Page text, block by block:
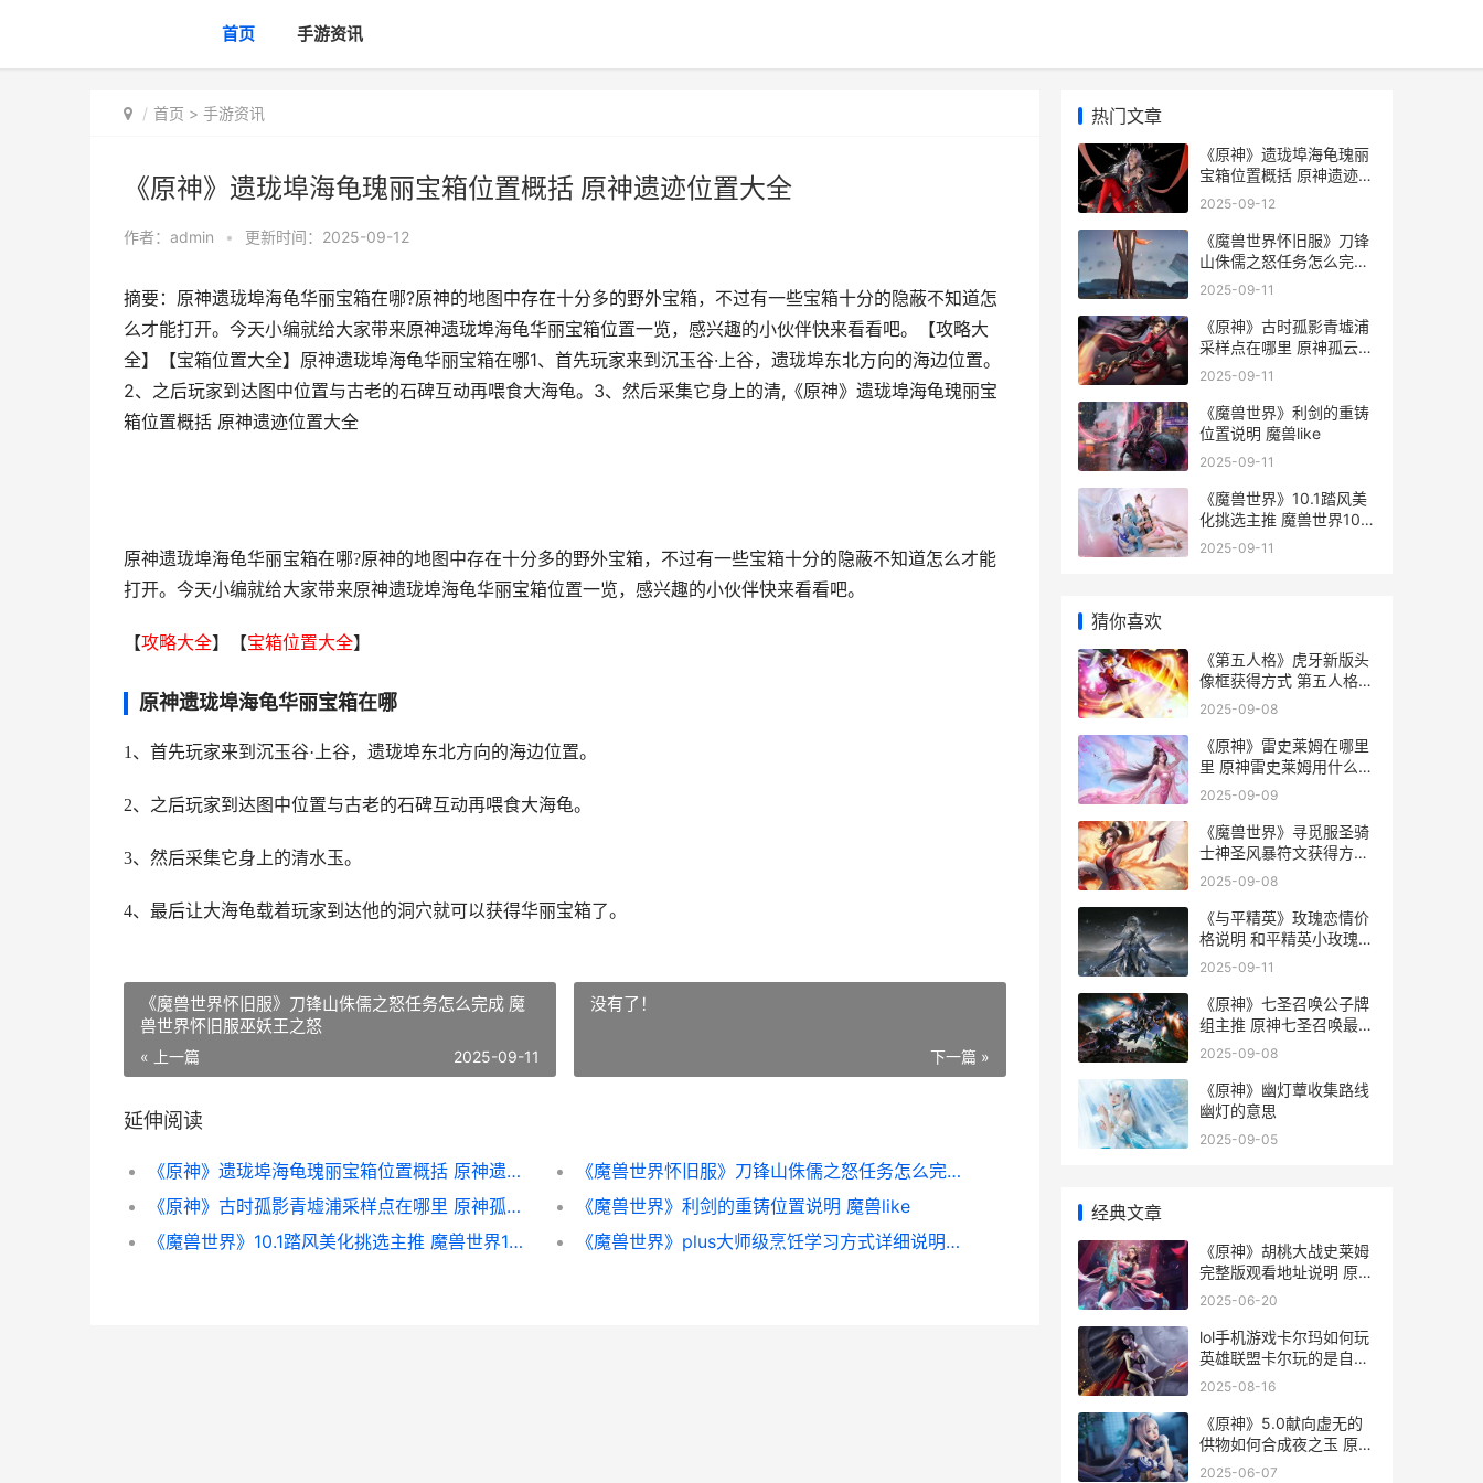
首页 手游资讯
首页 > 手游资讯
《原神》遗珑埠海龟瑰丽宝箱位置概括 原神遗迹位置大全
作者： admin • 更新时间：2025-09-12
摘要：原神遗珑埠海龟华丽宝箱在哪?原神的地图中存在十分多的野外宝箱，不过有一些宝箱十分的隐蔽不知道怎
么才能打开。今天小编就给大家带来原神遗珑埠海龟华丽宝箱位置一览，感兴趣的小伙伴快来看看吧。【攻略大
全】【宝箱位置大全】原神遗珑埠海龟华丽宝箱在哪1、首先玩家来到沉玉谷·上谷，遗珑埠东北方向的海边位置。
2、之后玩家到达图中位置与古老的石碑互动再喂食大海龟。3、然后采集它身上的清,《原神》遗珑埠海龟瑰丽宝
箱位置概括 原神遗迹位置大全
原神遗珑埠海龟华丽宝箱在哪?原神的地图中存在十分多的野外宝箱，不过有一些宝箱十分的隐蔽不知道怎么才能
打开。今天小编就给大家带来原神遗珑埠海龟华丽宝箱位置一览，感兴趣的小伙伴快来看看吧。
【攻略大全】【宝箱位置大全】
原神遗珑埠海龟华丽宝箱在哪
1、首先玩家来到沉玉谷·上谷，遗珑埠东北方向的海边位置。
2、之后玩家到达图中位置与古老的石碑互动再喂食大海龟。
3、然后采集它身上的清水玉。
4、最后让大海龟载着玩家到达他的洞穴就可以获得华丽宝箱了。
《魔兽世界怀旧服》刀锋山侏儒之怒任务怎么完成 魔
兽世界怀旧服巫妖王之怒
« 上一篇 2025-09-11
没有了！
下一篇 »
延伸阅读
《原神》遗珑埠海龟瑰丽宝箱位置概括 原神遗迹位置大全
《魔兽世界怀旧服》刀锋山侏儒之怒任务怎么完成 魔兽世界怀旧服巫妖王之怒
《原神》古时孤影青墟浦采样点在哪里 原神孤云阁的故事
《魔兽世界》利剑的重铸位置说明 魔兽like
《魔兽世界》10.1踏风美化挑选主推 魔兽世界10码距离监控命令
《魔兽世界》plus大师级烹饪学习方式详细说明 魔兽世界plus国服什么时候开服
热门文章
《原神》遗珑埠海龟瑰丽
宝箱位置概括 原神遗迹位
置大全
2025-09-12
《魔兽世界怀旧服》刀锋
山侏儒之怒任务怎么完成
魔兽世界怀旧服巫妖王之
2025-09-11
《原神》古时孤影青墟浦
采样点在哪里 原神孤云阁
的故事
2025-09-11
《魔兽世界》利剑的重铸
位置说明 魔兽like
2025-09-11
《魔兽世界》10.1踏风美
化挑选主推 魔兽世界10码
距离监控命令
2025-09-11
猜你喜欢
《第五人格》虎牙新版头
像框获得方式 第五人格
虎牙
2025-09-08
《原神》雷史莱姆在哪里
里 原神雷史莱姆用什么属
性打
2025-09-09
《魔兽世界》寻觅服圣骑
士神圣风暴符文获得方式
魔兽寻路
2025-09-08
《与平精英》玫瑰恋情价
格说明 和平精英小玫瑰联
名
2025-09-11
《原神》七圣召唤公子牌
组主推 原神七圣召唤最强
阵容卡组
2025-09-08
《原神》幽灯蕈收集路线
幽灯的意思
2025-09-05
经典文章
《原神》胡桃大战史莱姆
完整版观看地址说明 原神
胡桃大招台词
2025-06-20
lol手机游戏卡尔玛如何玩
英雄联盟卡尔玩的是自定
义吗
2025-08-16
《原神》5.0献向虚无的
供物如何合成夜之玉 原神
献祭神像
2025-06-07